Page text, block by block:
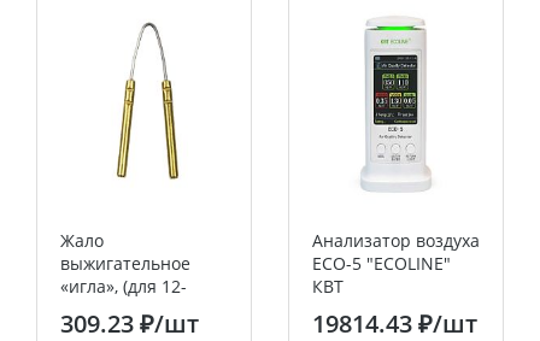
Жало
выжигательное
«игла», (для 12-
0142) REXANT
309.23 ₽/шт
Анализатор воздуха
ECO-5 "ECOLINE"
КВТ
19814.43 ₽/шт